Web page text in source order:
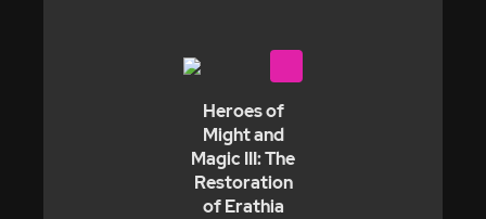
Heroes of
Might and
Magic III: The
Restoration
of Erathia